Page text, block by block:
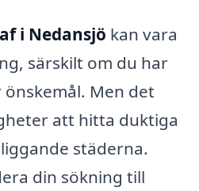
i Nedansjö kan vara
särskilt om du har
Men det
att hitta duktiga
städerna.
din sökning till